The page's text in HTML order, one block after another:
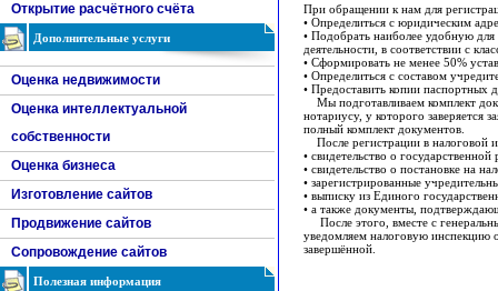
Открытие расчётного счёта
Дополнительные услуги
Оценка недвижимости
Оценка интеллектуальной
собственности
Оценка бизнеса
Изготовление сайтов
Продвижение сайтов
Сопровождение сайтов
Полезная информация
При обращении к нам для
• Определиться с юридическим
• Подобрать наиболее удобную
деятельности, в соответствии с
• Сформировать не менее 50%
• Определиться с составом
• Предоставить копии
Мы подготавливаем комплект
нотариусу, у которого заверяется
полный комплект документов.
После регистрации в налоговой
• свидетельство о государственной
• свидетельство о постановке на
• зарегистрированные
• выписку из Единого
• а также документы,
После этого, вместе с
уведомляем налоговую инспекцию
завершённой.